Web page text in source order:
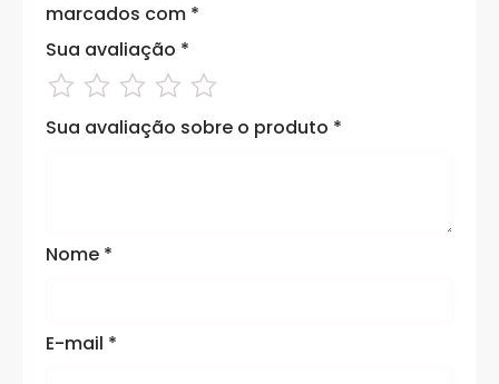
marcados com *
Sua avaliação *
Sua avaliação sobre o produto *
Nome *
E-mail *